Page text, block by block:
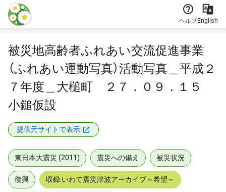
本文に飛ぶ
ヘルプEnglish
被災地高齢者ふれあい交流促進事業
（ふれあい運動写真）活動写真＿平成２
７年度＿大槌町 ２７．０９．１５
小鎚仮設
提供元サイトで表示
東日本大震災 (2011) 震災への備え 被災状況
復興 収録:いわて震災津波アーカイブ～希望～